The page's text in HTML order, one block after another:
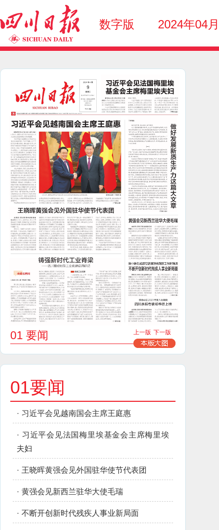
数字版 2024年04
01 要闻 上一版 下一版
01要闻
· 习近平会见越南国会主席王庭惠
· 习近平会见法国梅里埃基金会主席梅里埃
夫妇
· 王晓晖黄强会见外国驻华使节代表团
· 黄强会见新西兰驻华大使毛瑞
· 不断开创新时代残疾人事业新局面